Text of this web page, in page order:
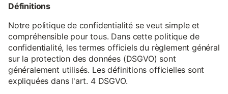
Définitions
Notre politique de confidentialité se veut simple et
compréhensible pour tous. Dans cette politique de
confidentialité, les termes officiels du règlement général
sur la protection des données (DSGVO) sont
généralement utilisés. Les définitions officielles sont
expliquées dans l'art. 4 DSGVO.